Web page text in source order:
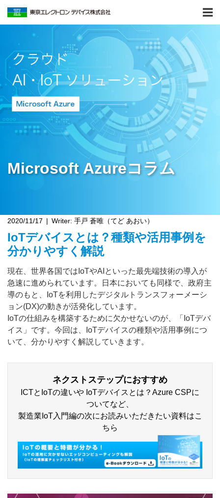
Microsoft Azureコラム
2020/11/17 Writer: 手戸 蒼唯（てど あおい）
IoTデバイスとは？種類や活用事例を
分かりやすく解説
現在、世界各国ではIoTやAIといった最先端技術の導入が
急速に進められています。日本においても同様で、政府主
導のもと、IoTを利用したデジタルトランスフォーメーシ
ョン(DX)の動きが活発化しています。
IoTの仕組みを構築するために欠かせないのが、「IoTデバ
イス」です。今回は、IoTデバイスの種類や活用事例につ
いて、分かりやすく解説していきます。
ネクストステップにおすすめ
ICTとIoTの違いや IoTデバイスとは？Azure CSPに
ついてなど、
製造業IoT入門編の次にお読みいただきたい資料はこ
ちら